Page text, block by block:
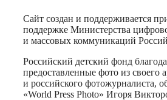
Сайт создан и поддерживается
поддержке Министерства
и массовых коммуникаций
Российский детский фонд
предоставленные фото из своего
и российского фотожурналиста,
«World Press Photo» Игоря